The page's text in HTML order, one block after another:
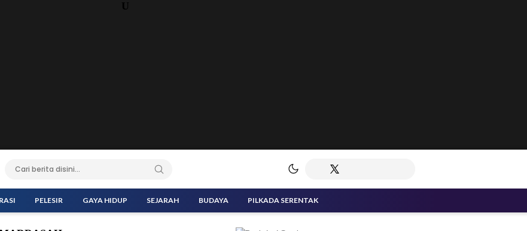
U
PELESIR GAYA HIDUP SEJARAH BUDAYA PILKADA SERENTAK